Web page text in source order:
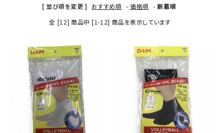
[ 並び順を変更 ] おすすめ順 - 価格順 -新着順
全 [12] 商品中 [1-12] 商品を表示しています